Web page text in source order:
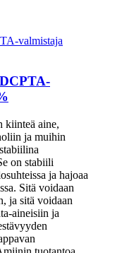
kiinteä aine,
ja muihin
on stabiili
ja hajoaa
Sitä voidaan
ja sitä voidaan
aineisiin ja